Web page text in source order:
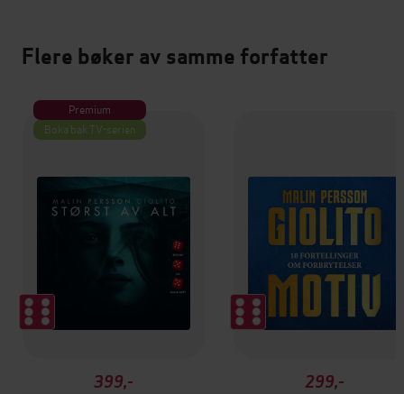
Flere bøker av samme forfatter
Premium
Boka bak TV-serien
399,-
299,-